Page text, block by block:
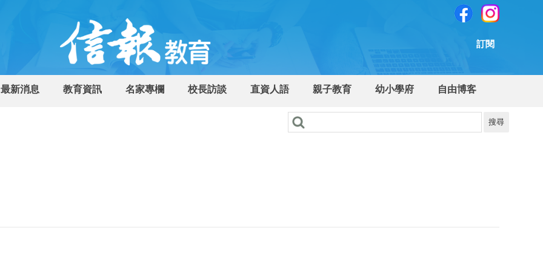
訂閱
最新消息 教育資訊 名家專欄 校長訪談 直資人語 親子教育 幼小學府 自由博客
搜尋